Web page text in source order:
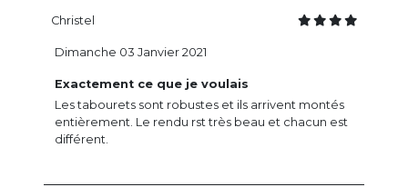
Christel
Exactement ce que je voulais
Les tabourets sont robustes et ils arrivent montés
entièrement. Le rendu rst très beau et chacun est
différent.
Dimanche 03 Janvier 2021